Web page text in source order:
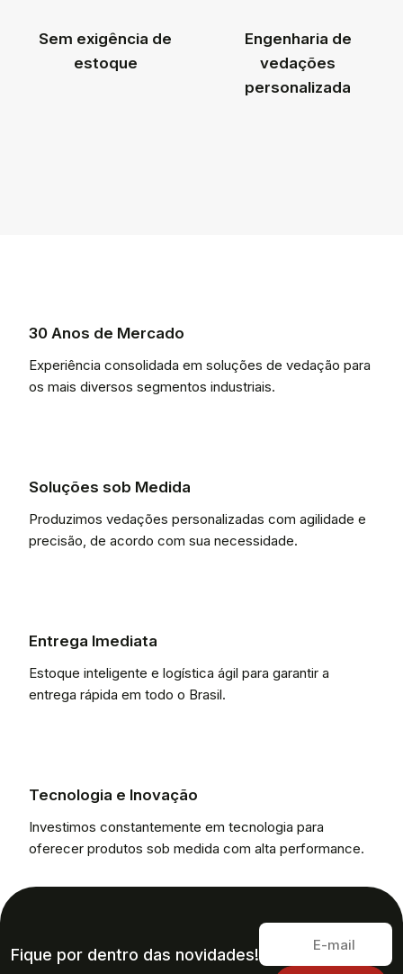
Sem exigência de
estoque
Engenharia de
vedações
personalizada
30 Anos de Mercado
Experiência consolidada em soluções de vedação para
os mais diversos segmentos industriais.
Soluções sob Medida
Produzimos vedações personalizadas com agilidade e
precisão, de acordo com sua necessidade.
Entrega Imediata
Estoque inteligente e logística ágil para garantir a
entrega rápida em todo o Brasil.
Tecnologia e Inovação
Investimos constantemente em tecnologia para
oferecer produtos sob medida com alta performance.
Fique por dentro das novidades!